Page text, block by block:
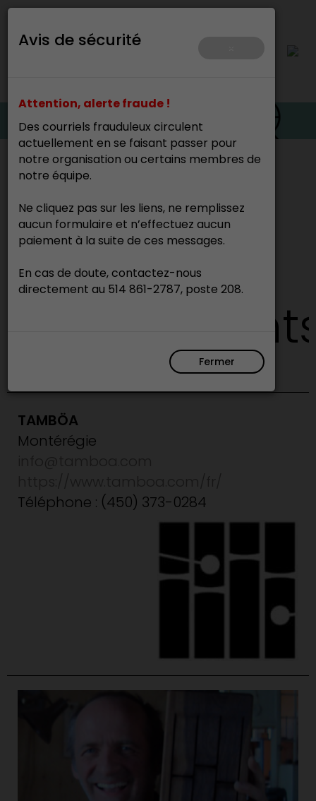
Avis de sécurité
Attention, alerte fraude !
Des courriels frauduleux circulent
actuellement en se faisant passer pour
notre organisation ou certains membres de
notre équipe.
Ne cliquez pas sur les liens, ne remplissez
aucun formulaire et n’effectuez aucun
paiement à la suite de ces messages.
En cas de doute, contactez-nous
directement au 514 861-2787, poste 208.
Fermer
Accueil>
Gilles Perrault
Facteur
TAMBÖA
Montérégie
Téléphone : (450) 373-0284